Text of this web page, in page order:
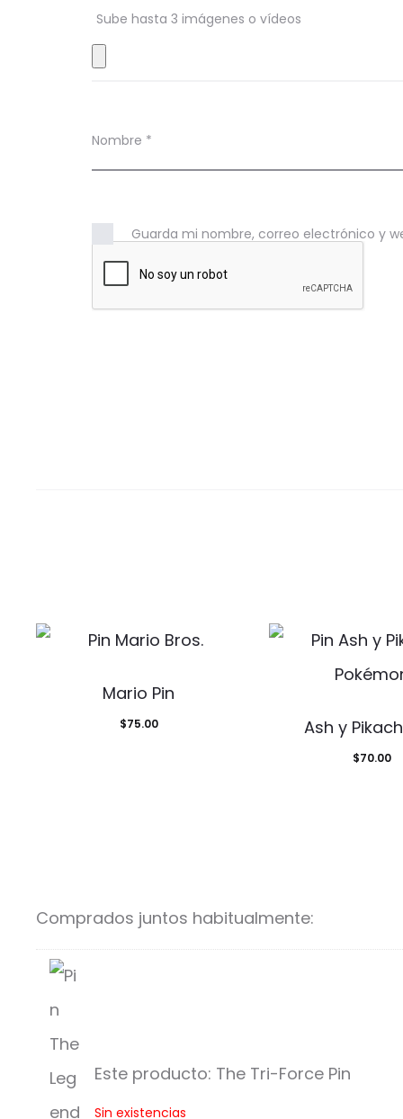
n
e
Sube hasta 3 imágenes o vídeos
Nombre *
Guarda mi nombre, correo electrónico y
Mario Pin
$75.00 Ash y
$70.00
Comprados juntos habitualmente:
Este producto: The Tri-Force Pin
Sin existencias